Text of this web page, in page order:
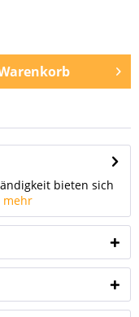
bieten sich
mehr